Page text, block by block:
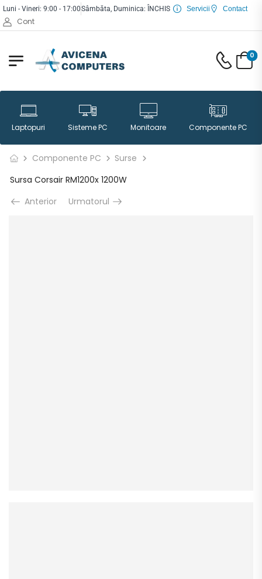
Luni - Vineri: 9:00 - 17:00Sâmbăta, Duminica: ÎNCHIS Servicii Contact
Cont
0
Laptopuri Sisteme PC Monitoare Componente PC
Componente PC
Surse
Sursa Corsair RM1200x 1200W
Anterior
Urmatorul